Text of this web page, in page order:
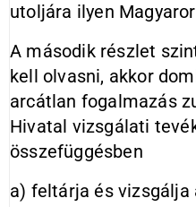
utoljára ilyen
A második részlet
kell olvasni, akkor
arcátlan fogalmazás
Hivatal vizsgálati
összefüggésben
a) feltárja és